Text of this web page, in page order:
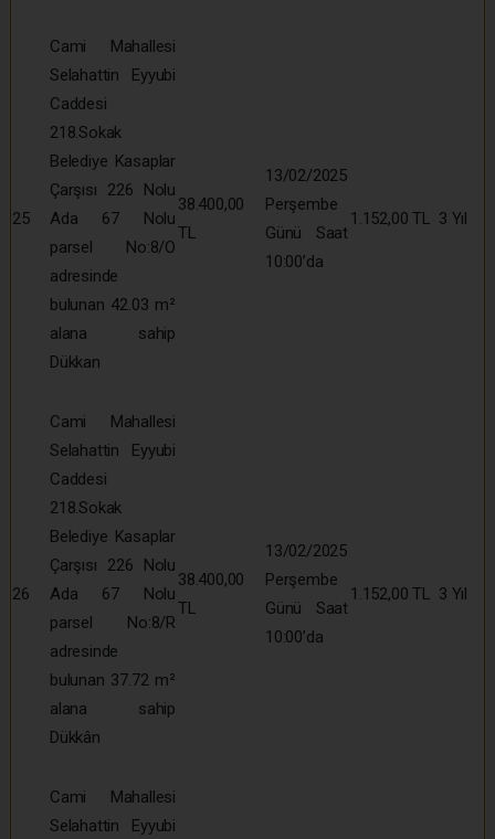
25
Cami Mahallesi
Selahattin Eyyubi
Caddesi
218.Sokak
Belediye Kasaplar
Çarşısı 226 Nolu
Ada 67 Nolu
parsel No:8/O
adresinde
bulunan 42.03 m²
alana sahip
Dükkan
38.400,00
TL
13/02/2025
Perşembe
Günü Saat
10:00’da
1.152,00 TL 3 Yıl
26
Cami Mahallesi
Selahattin Eyyubi
Caddesi
218.Sokak
Belediye Kasaplar
Çarşısı 226 Nolu
Ada 67 Nolu
parsel No:8/R
adresinde
bulunan 37.72 m²
alana sahip
Dükkân
38.400,00
TL
13/02/2025
Perşembe
Günü Saat
10:00’da
1.152,00 TL 3 Yıl
Cami Mahallesi
Selahattin Eyyubi